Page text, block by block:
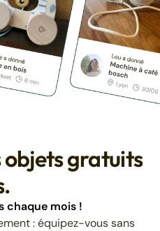
objets gratuits
chaque mois !
: équipez-vous sans